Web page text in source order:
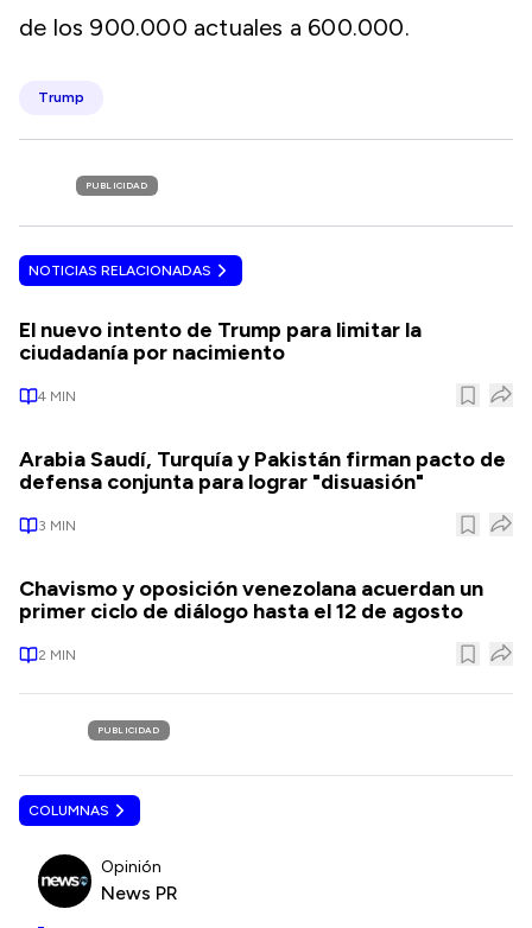
de los 900.000 actuales a 600.000.
Trump
PUBLICIDAD
NOTICIAS RELACIONADAS
El nuevo intento de Trump para limitar la
ciudadanía por nacimiento
4 MIN
Arabia Saudí, Turquía y Pakistán firman pacto de
defensa conjunta para lograr "disuasión"
3 MIN
Chavismo y oposición venezolana acuerdan un
primer ciclo de diálogo hasta el 12 de agosto
2 MIN
PUBLICIDAD
COLUMNAS
Opinión
News PR